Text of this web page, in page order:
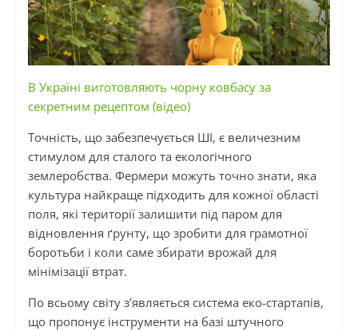
В Україні виготовляють чорну ковбасу за
секретним рецептом (відео)
Точність, що забезпечується ШІ, є величезним
стимулом для сталого та екологічного
землеробства. Фермери можуть точно знати, яка
культура найкраще підходить для кожної області
поля, які території залишити під паром для
відновлення ґрунту, що зробити для грамотної
боротьби і коли саме збирати врожай для
мінімізації втрат.
По всьому світу з’являється система еко-стартапів,
що пропонує інструменти на базі штучного